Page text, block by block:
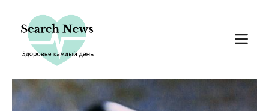
содержимому